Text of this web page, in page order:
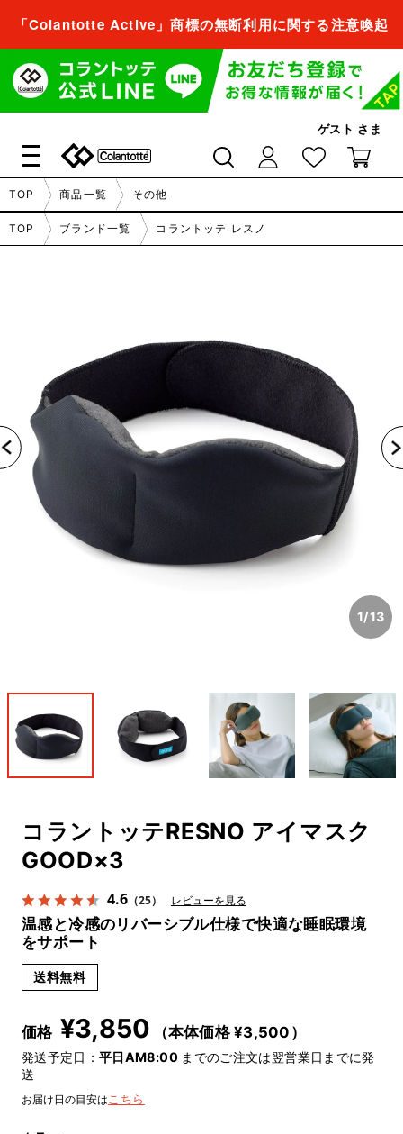
「Colantotte Active」商標の無断利用に関する注意喚起
ゲスト さま
会員登録すれば、
商品をお気に入り登録できるようになります。
会員登録すれば、
商品をお気に入り登録できるようになります。
TOP 商品一覧 その他
TOP ブランド一覧 コラントッテ レスノ
1/13
コラントッテRESNO アイマスク
GOOD×3
4.6（25） レビューを見る
温感と冷感のリバーシブル仕様で快適な睡眠環境
をサポート
送料無料
価格 ¥3,850 （本体価格 ¥3,500 ）
発送予定日：平日AM8:00 までのご注文は翌営業日までに発
送
お届け日の目安は こちら